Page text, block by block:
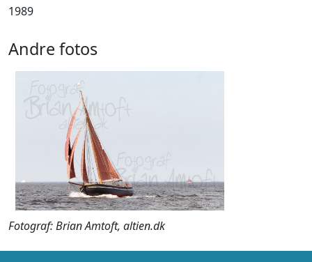
1989
Andre fotos
Fotograf: Brian Amtoft, altien.dk